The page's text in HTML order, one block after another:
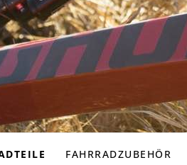
FAHRRADZUBEHÖR